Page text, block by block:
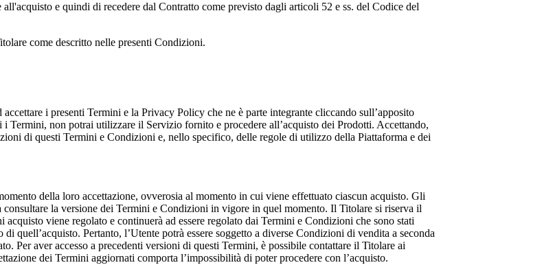
e quindi di recedere dal Contratto come previsto dagli articoli 52 e ss. del Codice del
come descritto nelle presenti Condizioni.
i presenti Termini e la Privacy Policy che ne è parte integrante cliccando sull’apposito
i Termini, non potrai utilizzare il Servizio fornito e procedere all’acquisto dei Prodotti. Accettando,
di questi Termini e Condizioni e, nello specifico, delle regole di utilizzo della Piattaforma e dei
della loro accettazione, ovverosia al momento in cui viene effettuato ciascun acquisto. Gli
la versione dei Termini e Condizioni in vigore in quel momento. Il Titolare si riserva il
viene regolato e continuerà ad essere regolato dai Termini e Condizioni che sono stati
quell’acquisto. Pertanto, l’Utente potrà essere soggetto a diverse Condizioni di vendita a seconda
Per aver accesso a precedenti versioni di questi Termini, è possibile contattare il Titolare ai
dei Termini aggiornati comporta l’impossibilità di poter procedere con l’acquisto.